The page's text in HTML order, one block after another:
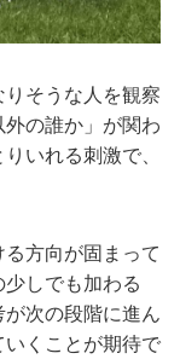
そうな人を観察
の誰か」が関わ
いれる刺激で、
方向が固まって
しでも加わる
次の段階に進ん
くことが期待で